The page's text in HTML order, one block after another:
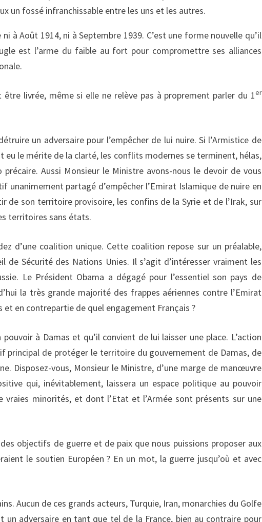
un fossé infranchissable entre les uns et les autres.
à Août 1914, ni à Septembre 1939. C’est une forme nouvelle qu’il
est l’arme du faible au fort pour compromettre ses alliances
livrée, même si elle ne relève pas à proprement parler du 1er
un adversaire pour l’empêcher de lui nuire. Si l’Armistice de
eu le mérite de la clarté, les conflits modernes se terminent, hélas,
Aussi Monsieur le Ministre avons-nous le devoir de vous
unanimement partagé d’empêcher l’Emirat Islamique de nuire en
de son territoire provisoire, les confins de la Syrie et de l’Irak, sur
territoires sans états.
d’une coalition unique. Cette coalition repose sur un préalable,
de Sécurité des Nations Unies. Il s’agit d’intéresser vraiment les
Le Président Obama a dégagé pour l’essentiel son pays de
la très grande majorité des frappes aériennes contre l’Emirat
en contrepartie de quel engagement Français ?
à Damas et qu’il convient de lui laisser une place. L’action
principal de protéger le territoire du gouvernement de Damas, de
Disposez-vous, Monsieur le Ministre, d’une marge de manœuvre
qui, inévitablement, laissera un espace politique au pouvoir
vraies minorités, et dont l’Etat et l’Armée sont présents sur une
objectifs de guerre et de paix que nous puissions proposer aux
le soutien Européen ? En un mot, la guerre jusqu’où et avec
Aucun de ces grands acteurs, Turquie, Iran, monarchies du Golfe
un adversaire en tant que tel de la France, bien au contraire pour